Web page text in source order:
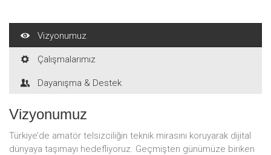
Vizyonumuz
Çalışmalarımız
Dayanışma & Destek
Vizyonumuz
Türkiye’de amatör telsizciliğin teknik mirasını koruyarak dijital
dünyaya taşımayı hedefliyoruz. Geçmişten günümüze biriken